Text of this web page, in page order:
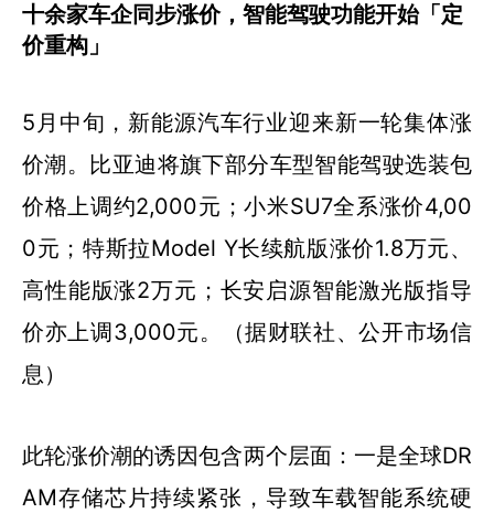
十余家车企同步涨价，智能驾驶功能开始「定
价重构」
5月中旬，新能源汽车行业迎来新一轮集体涨
价潮。比亚迪将旗下部分车型智能驾驶选装包
价格上调约2,000元；小米SU7全系涨价4,00
0元；特斯拉Model Y长续航版涨价1.8万元、
高性能版涨2万元；长安启源智能激光版指导
价亦上调3,000元。（据财联社、公开市场信
息）
此轮涨价潮的诱因包含两个层面：一是全球DR
AM存储芯片持续紧张，导致车载智能系统硬